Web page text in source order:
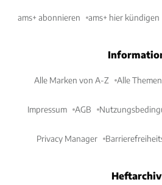
ams+ abonnieren ams+ hier kündigen
Alle Marken von A-Z Alle
Impressum AGB
Privacy Manager
Heftarchiv